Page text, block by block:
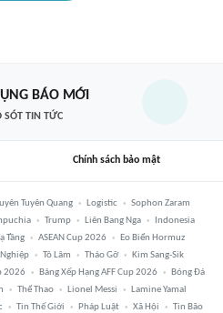
BÁO MỚI
TIN TỨC
Chính sách bảo mật
Tuyên Quang Logistic
Sophon Zaram
Trump Liên Bang Nga
Indonesia
Tầng ASEAN Cup 2026
Eo Biển Hormuz
Tô Lâm Tháo Gỡ
Kim Sang-Sik
2026 Bảng Xếp Hạng AFF Cup 2026
Bóng Đá
Thể Thao Lionel Messi
Lamine Yamal
Tin Thế Giới Pháp Luật Xã Hội Tin Bão